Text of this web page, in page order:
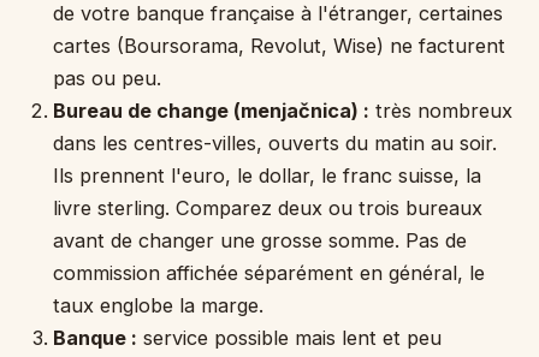
de votre banque française à l'étranger, certaines
cartes (Boursorama, Revolut, Wise) ne facturent
pas ou peu.
Bureau de change (menjačnica) : très nombreux
dans les centres-villes, ouverts du matin au soir.
Ils prennent l'euro, le dollar, le franc suisse, la
livre sterling. Comparez deux ou trois bureaux
avant de changer une grosse somme. Pas de
commission affichée séparément en général, le
taux englobe la marge.
Banque : service possible mais lent et peu